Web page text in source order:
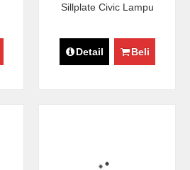
Sillplate Civic Lampu
Detail Beli